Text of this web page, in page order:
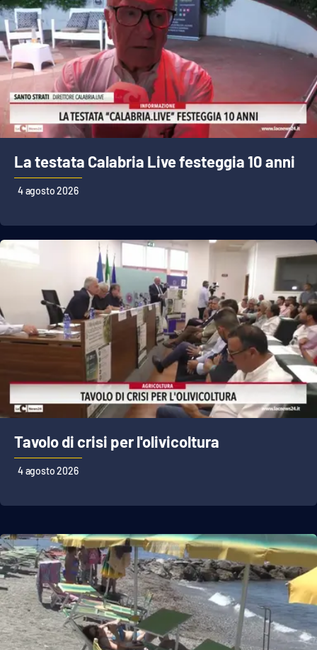
Lacplay.it
Lactv.it
Laconair.it
Lacitymag.it
Lacapitalenews.it
Ilreggino.it
Cosenzachannel.it
Ilvibonese.it
Catanzarochannel.it
Android
La testata Calabria Live festeggia 10 anni
4 agosto 2026
Tavolo di crisi per l'olivicoltura
4 agosto 2026